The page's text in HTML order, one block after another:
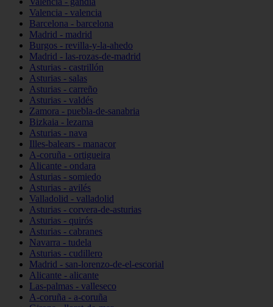
Valencia - valencia
Barcelona - barcelona
Madrid - madrid
Burgos - revilla-y-la-ahedo
Madrid - las-rozas-de-madrid
Asturias - castrillón
Asturias - salas
Asturias - carreño
Asturias - valdés
Zamora - puebla-de-sanabria
Bizkaia - lezama
Asturias - nava
Illes-balears - manacor
A-coruña - ortigueira
Alicante - ondara
Asturias - somiedo
Asturias - avilés
Valladolid - valladolid
Asturias - corvera-de-asturias
Asturias - quirós
Asturias - cabranes
Navarra - tudela
Asturias - cudillero
Madrid - san-lorenzo-de-el-escorial
Alicante - alicante
Las-palmas - valleseco
A-coruña - a-coruña